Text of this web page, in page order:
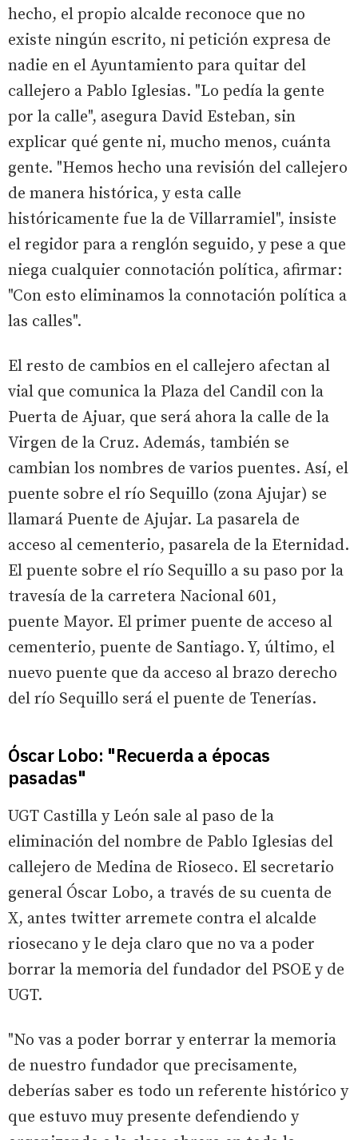
hecho, el propio alcalde reconoce que no
existe ningún escrito, ni petición expresa de
nadie en el Ayuntamiento para quitar del
callejero a Pablo Iglesias. "Lo pedía la gente
por la calle", asegura David Esteban, sin
explicar qué gente ni, mucho menos, cuánta
gente. "Hemos hecho una revisión del callejero
de manera histórica, y esta calle
históricamente fue la de Villarramiel", insiste
el regidor para a renglón seguido, y pese a que
niega cualquier connotación política, afirmar:
"Con esto eliminamos la connotación política a
las calles".
El resto de cambios en el callejero afectan al
vial que comunica la Plaza del Candil con la
Puerta de Ajuar, que será ahora la calle de la
Virgen de la Cruz. Además, también se
cambian los nombres de varios puentes. Así, el
puente sobre el río Sequillo (zona Ajujar) se
llamará Puente de Ajujar. La pasarela de
acceso al cementerio, pasarela de la Eternidad.
El puente sobre el río Sequillo a su paso por la
travesía de la carretera Nacional 601,
puente Mayor. El primer puente de acceso al
cementerio, puente de Santiago. Y, último, el
nuevo puente que da acceso al brazo derecho
del río Sequillo será el puente de Tenerías.
Óscar Lobo: "Recuerda a épocas
pasadas"
UGT Castilla y León sale al paso de la
eliminación del nombre de Pablo Iglesias del
callejero de Medina de Rioseco. El secretario
general Óscar Lobo, a través de su cuenta de
X, antes twitter arremete contra el alcalde
riosecano y le deja claro que no va a poder
borrar la memoria del fundador del PSOE y de
UGT.
"No vas a poder borrar y enterrar la memoria
de nuestro fundador que precisamente,
deberías saber es todo un referente histórico y
que estuvo muy presente defendiendo y